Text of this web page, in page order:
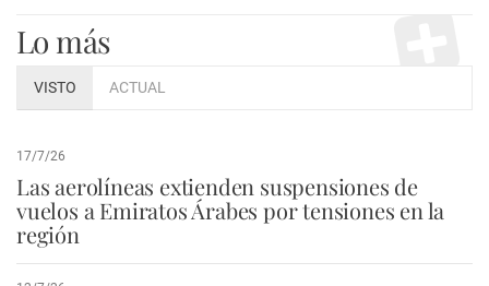
Lo más
VISTO ACTUAL
17/7/26
Las aerolíneas extienden suspensiones de
vuelos a Emiratos Árabes por tensiones en la
región